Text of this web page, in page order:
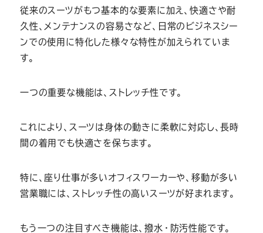
従来のスーツがもつ基本的な要素に加え、快適さや耐
久性、メンテナンスの容易さなど、日常のビジネスシー
ンでの使用に特化した様々な特性が加えられていま
す。
一つの重要な機能は、ストレッチ性です。
これにより、スーツは身体の動きに柔軟に対応し、長時
間の着用でも快適さを保ちます。
特に、座り仕事が多いオフィスワーカーや、移動が多い
営業職には、ストレッチ性の高いスーツが好まれます。
もう一つの注目すべき機能は、撥水・防汚性能です。